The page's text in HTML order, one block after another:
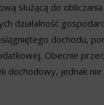
służącą do
działalność
dochodu,
Obecnie
dochodowy, jednak